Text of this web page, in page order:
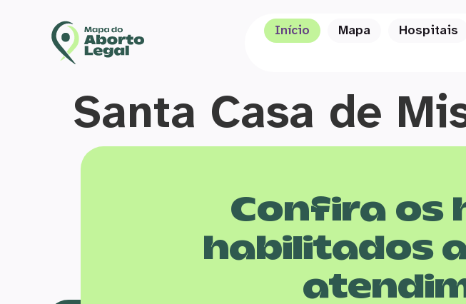
Início Mapa Hospitais
Santa Casa de
Confira os
habilitados